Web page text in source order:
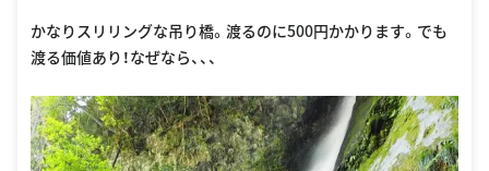
かなりスリリングな吊り橋。渡るのに500円かかります。でも
渡る価値あり！なぜなら、、、